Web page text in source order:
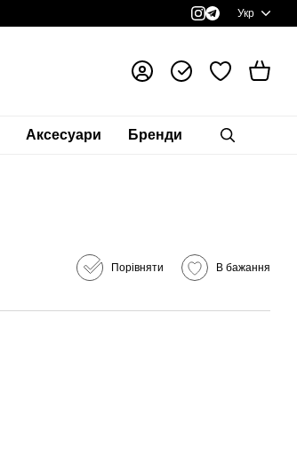
Укр
Аксесуари Бренди
Порівняти В бажання